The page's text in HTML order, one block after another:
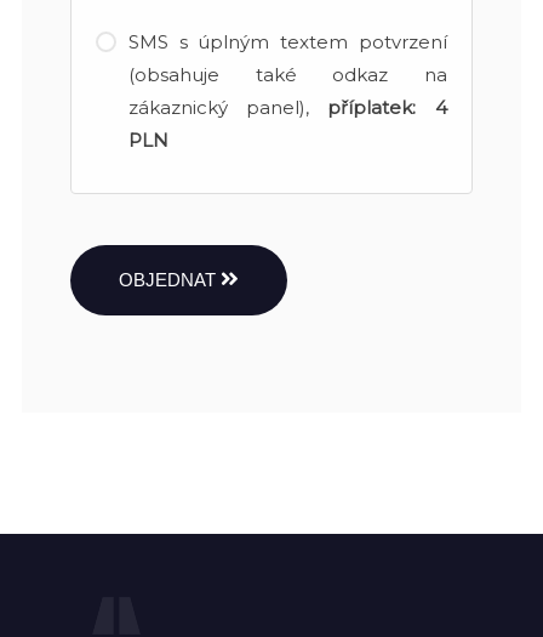
SMS s úplným textem potvrzení
(obsahuje také odkaz na
zákaznický panel), příplatek: 4
PLN
OBJEDNAT